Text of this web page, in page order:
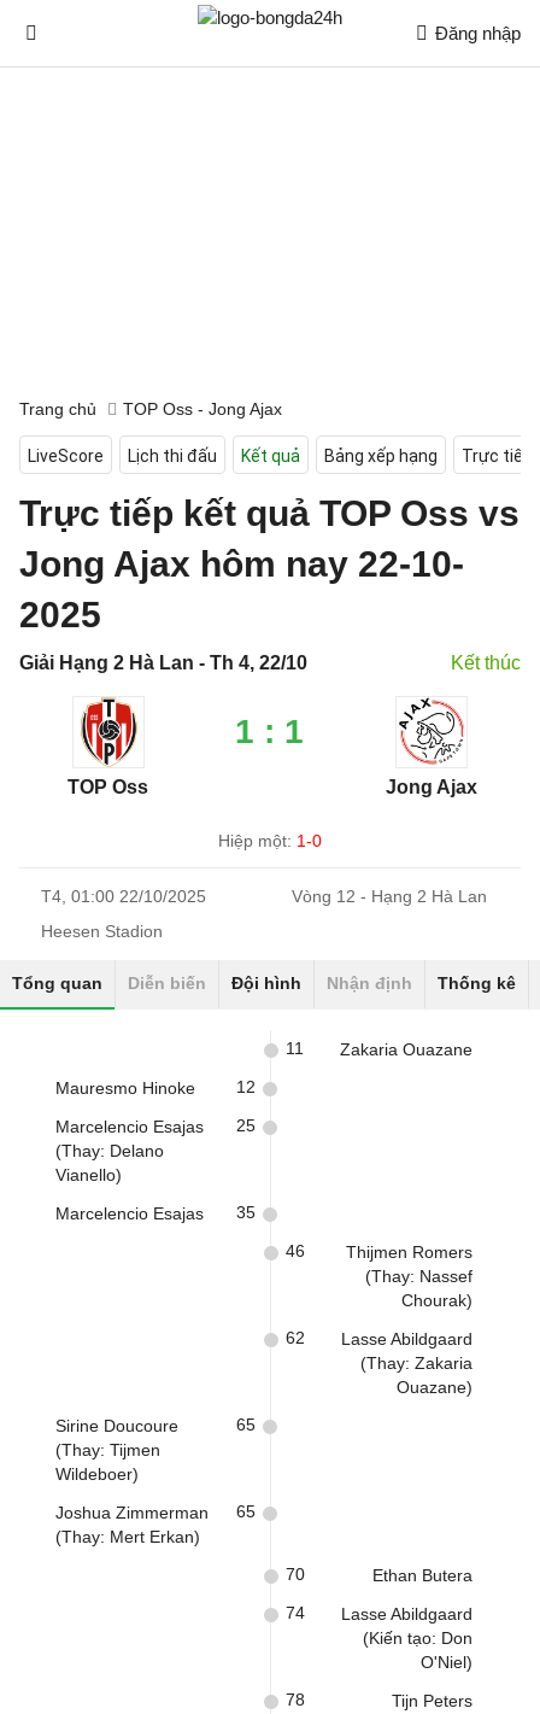
Đăng nhập
Trang chủ TOP Oss - Jong Ajax
LiveScore Lịch thi đấu Kết quả Bảng xếp hạng Trực tiếp
Trực tiếp kết quả TOP Oss vs
Jong Ajax hôm nay 22-10-
2025
Giải Hạng 2 Hà Lan - Th 4, 22/10 Kết thúc
TOP Oss
1 : 1
Jong Ajax
Hiệp một: 1-0
T4, 01:00 22/10/2025
Vòng 12 - Hạng 2 Hà Lan
Heesen Stadion
Tổng quan Diễn biến Đội hình Nhận định Thống kê
Zakaria Ouazane
11
Mauresmo Hinoke 12
Marcelencio Esajas
(Thay: Delano
Vianello)
25
Marcelencio Esajas 35
Thijmen Romers
(Thay: Nassef
Chourak)
46
Lasse Abildgaard
(Thay: Zakaria
Ouazane)
62
Sirine Doucoure
(Thay: Tijmen
Wildeboer)
65
Joshua Zimmerman
(Thay: Mert Erkan)
65
Ethan Butera
70
Lasse Abildgaard
(Kiến tạo: Don
O'Niel)
74
Tijn Peters
78